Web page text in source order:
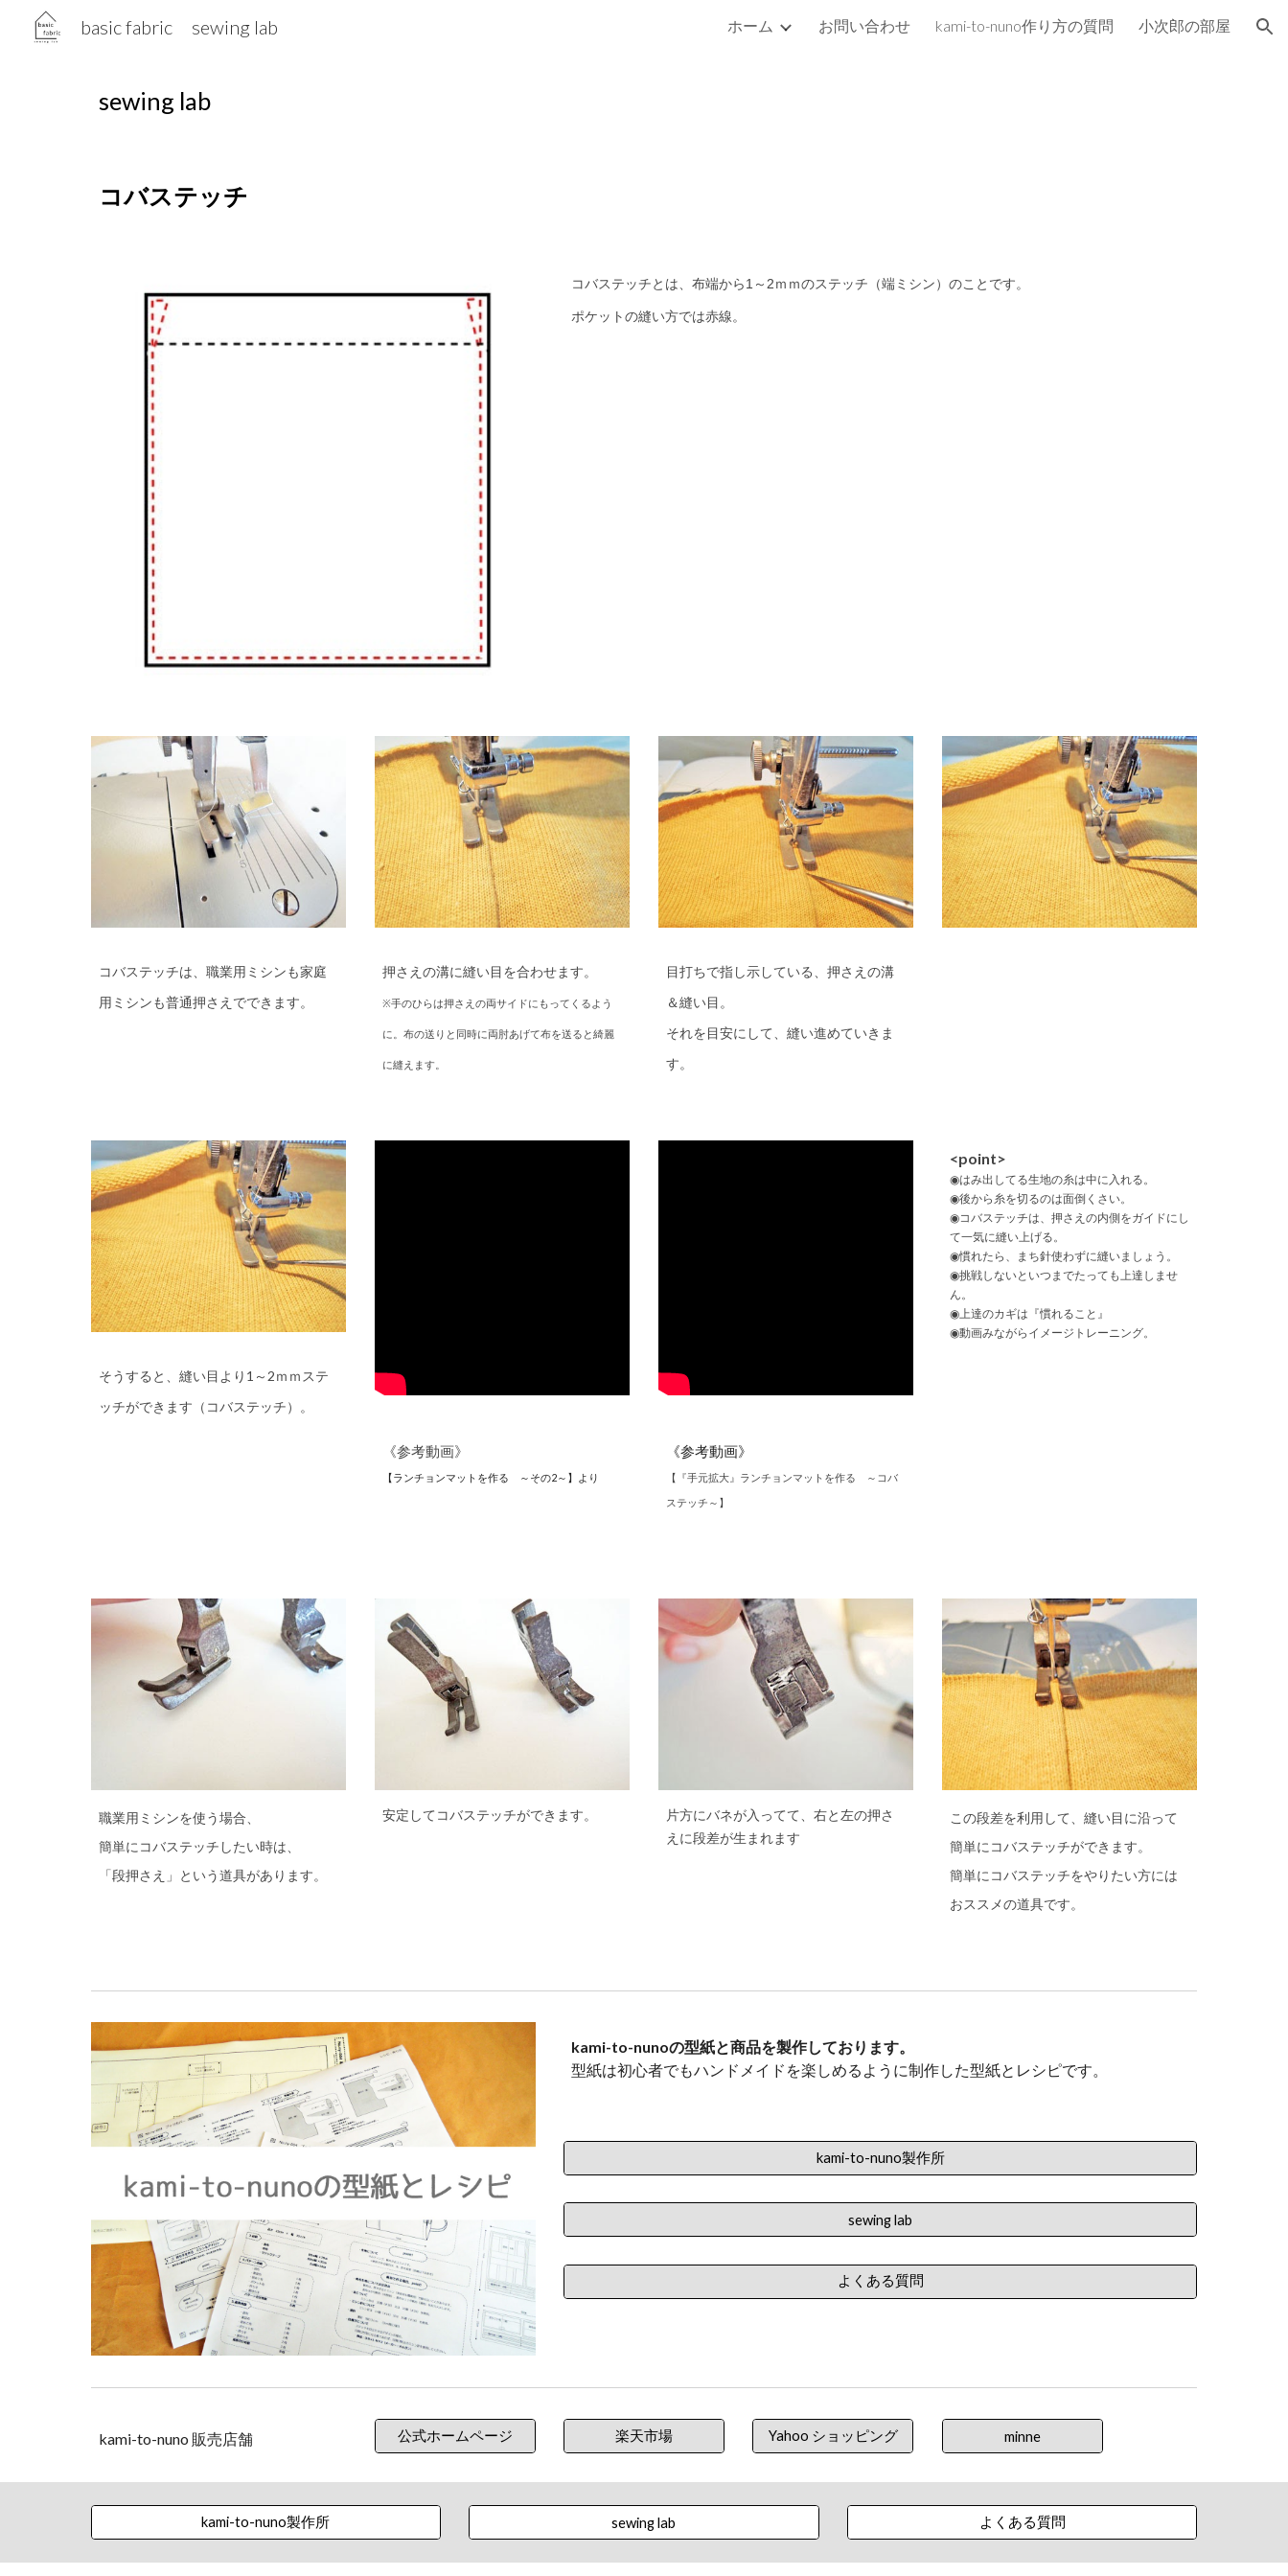
Skip to navigation
basic fabric sewing lab ホーム お問い合わせ kami-to-nuno作り方の質問 小次郎の部屋
sewing lab
コバステッチ
コバステッチとは、布端から1～2ｍｍのステッチ（端ミシン）のことです。
ポケットの縫い方では赤線。
コバステッチは、職業用ミシンも家庭
用ミシンも普通押さえでできます。
押さえの溝に縫い目を合わせます。
※手のひらは押さえの両サイドにもってくるよう
に。布の送りと同時に両肘あげて布を送ると綺麗
に縫えます。
目打ちで指し示している、押さえの溝
＆縫い目。
それを目安にして、縫い進めていきま
す。
そうすると、縫い目より1～2ｍｍステ
ッチができます（コバステッチ）。
《参考動画》
【ランチョンマットを作る ～その2～】より
《参考動画》
【『手元拡大』ランチョンマットを作る ～コバ
ステッチ～】
<point>
◉はみ出してる生地の糸は中に入れる。
◉後から糸を切るのは面倒くさい。
◉コバステッチは、押さえの内側をガイドにし
て一気に縫い上げる。
◉慣れたら、まち針使わずに縫いましょう。
◉挑戦しないといつまでたっても上達しませ
ん。
◉上達のカギは『慣れること』
◉動画みながらイメージトレーニング。
職業用ミシンを使う場合、
簡単にコバステッチしたい時は、
「段押さえ」という道具があります。
安定してコバステッチができます。
片方にバネが入ってて、右と左の押さ
えに段差が生まれます
この段差を利用して、縫い目に沿って
簡単にコバステッチができます。
簡単にコバステッチをやりたい方には
おススメの道具です。
kami-to-nunoの型紙と商品を製作しております。
型紙は初心者でもハンドメイドを楽しめるように制作した型紙とレシピです。
kami-to-nuno製作所
sewing lab
よくある質問
kami-to-nuno 販売店舗 公式ホームページ 楽天市場 Yahoo ショッピング minne
kami-to-nuno製作所 sewing lab よくある質問